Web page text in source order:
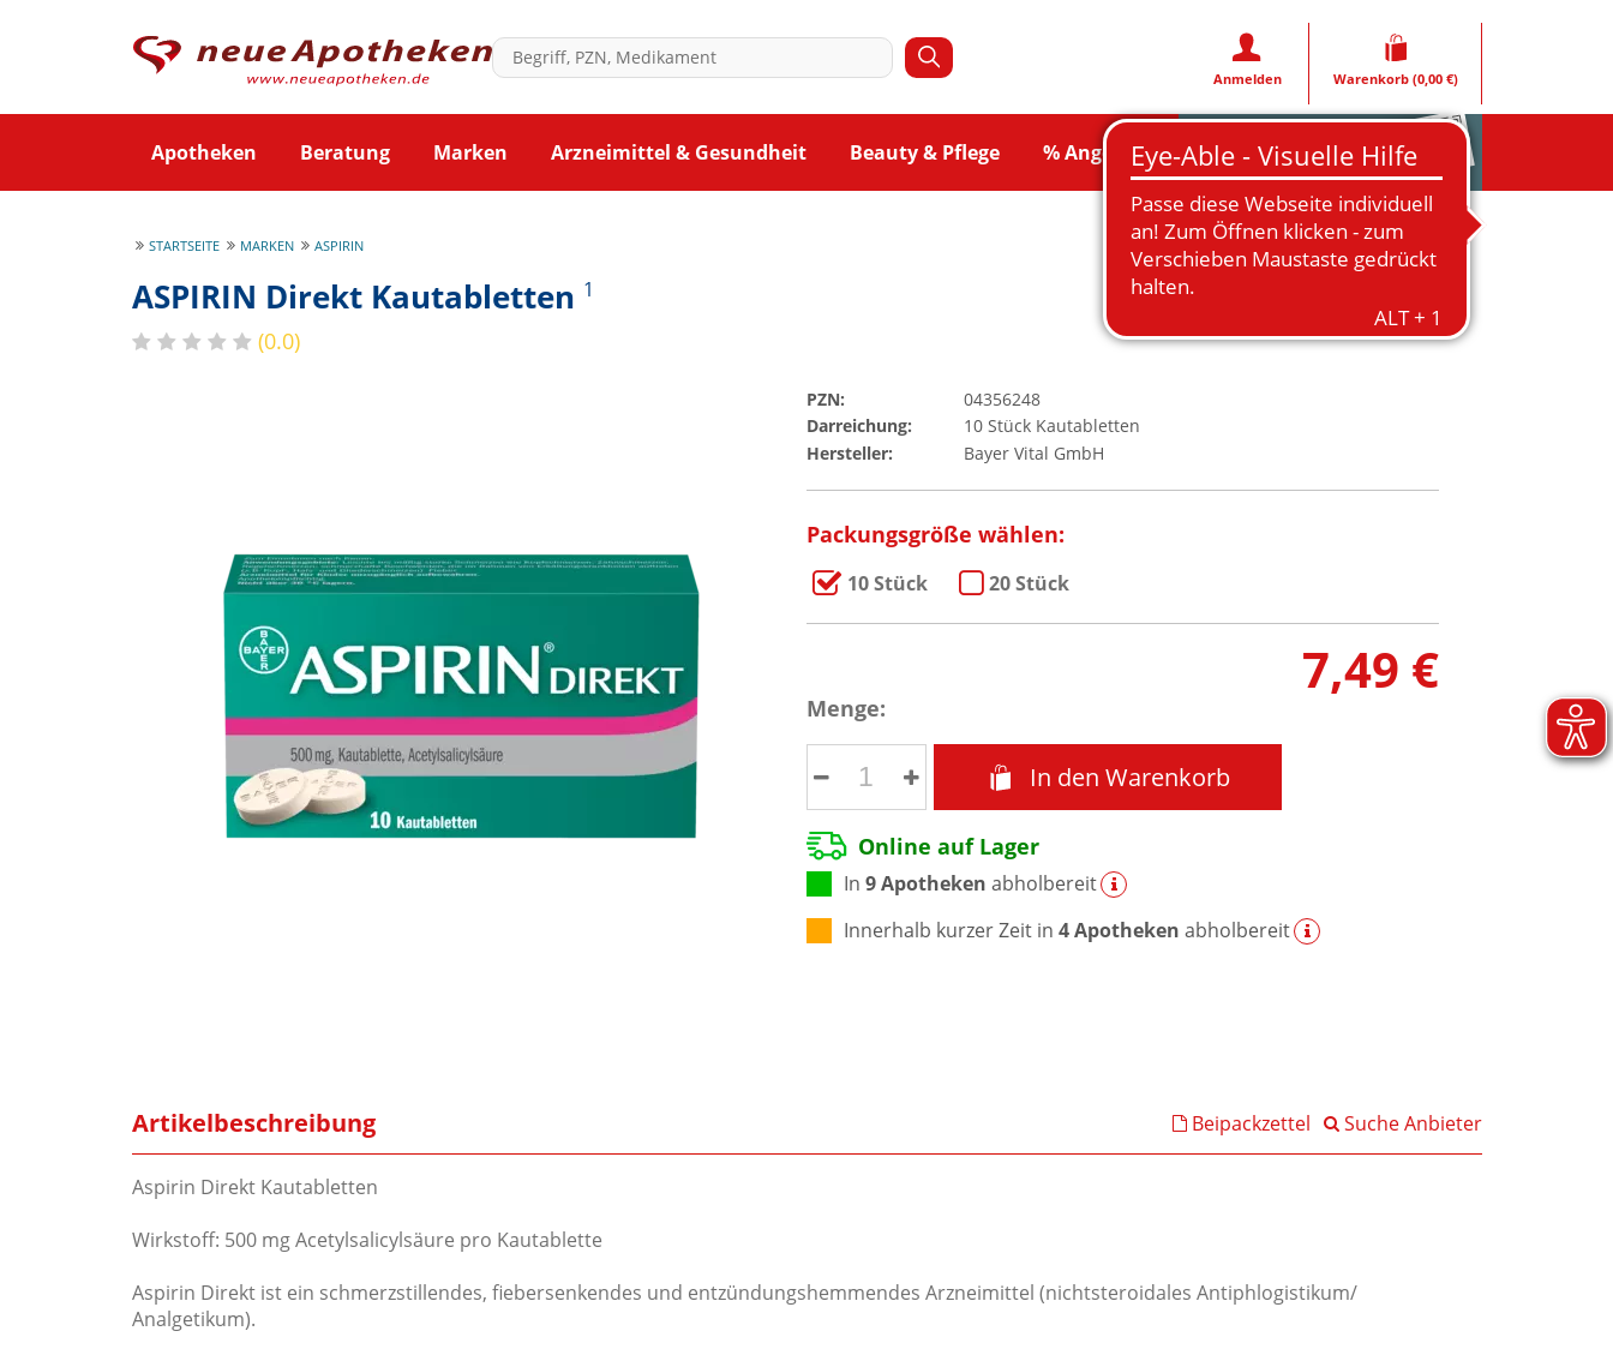
Anmelden Warenkorb (0,00 €)
Apotheken Beratung Marken Arzneimittel & Gesundheit Beauty & Pflege % Angebote Rezeptfoto
STARTSEITE MARKEN ASPIRIN
ASPIRIN Direkt Kautabletten 1
(0.0)
PZN:
04356248
Darreichung:
10Stück Kautabletten
Hersteller:
Bayer Vital GmbH
Packungsgröße wählen:
10 Stück 20 Stück
7,49 €
Menge:
In den Warenkorb
Online auf Lager
In 9 Apotheken abholbereit
Innerhalb kurzer Zeit in 4 Apotheken abholbereit
Artikelbeschreibung Beipackzettel Suche Anbieter
Aspirin Direkt Kautabletten
Wirkstoff: 500 mg Acetylsalicylsäure pro Kautablette
Aspirin Direkt ist ein schmerzstillendes, fiebersenkendes und entzündungshemmendes Arzneimittel (nichtsteroidales Antiphlogistikum/
Analgetikum).